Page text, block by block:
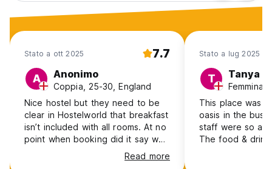
Stato a ott 2025 7.7
A Anonimo
Coppia, 25-30, England
Nice hostel but they need to be
clear in Hostelworld that breakfast
isn’t included with all rooms. At no
point when booking did it say we
didn’t have breakfast. The hostel
quite openly advertises there is a
Read more
Stato a lug 2025
T Tanya
Femmina,
This place was
oasis in the
staff were so
The food &